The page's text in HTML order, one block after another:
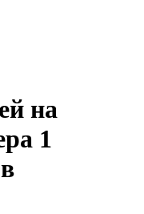
на
1